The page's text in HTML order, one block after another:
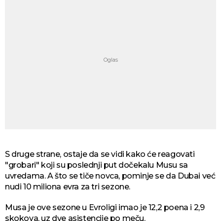
S druge strane, ostaje da se vidi kako će reagovati
"grobari" koji su poslednji put dočekalu Musu sa
uvredama. A što se tiče novca, pominje se da Dubai već
nudi 10 miliona evra za tri sezone.
Musa je ove sezone u Evroligi imao je 12,2 poena i 2,9
skokova, uz dve asistencije po meču.